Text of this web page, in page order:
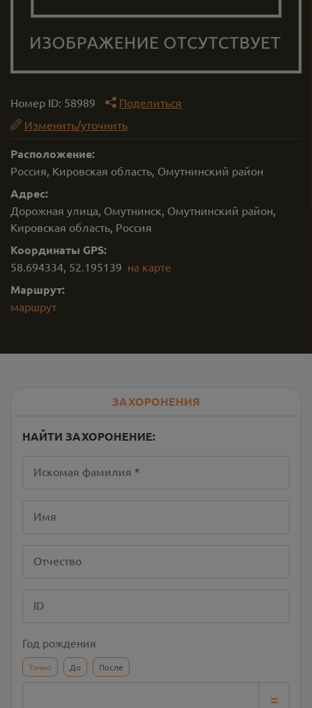
Номер ID: 58989
Поделиться
Изменить/уточнить
Расположение:
Россия, Кировская область, Омутнинский район
Адрес:
Дорожная улица, Омутнинск, Омутнинский район,
Кировская область, Россия
Координаты GPS:
58.694334, 52.195139 на карте
Маршрут:
маршрут
ЗАХОРОНЕНИЯ
НАЙТИ ЗАХОРОНЕНИЕ:
Искомая фамилия *
Имя
Отчество
ID
Год рождения
Точно До После
=